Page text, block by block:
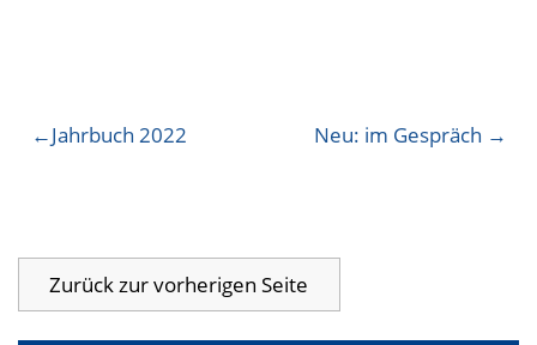
Beitragsnavigation
Jahrbuch 2022 Neu: im Gespräch